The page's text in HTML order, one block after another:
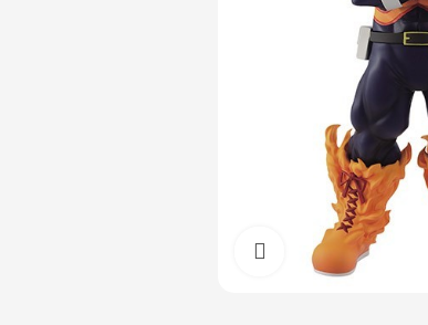
Cliquez pour agrandir